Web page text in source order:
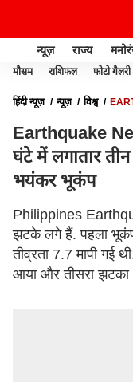
न्यूज़ राज्य
मौसम राशिफल फोटो गैलरी
हिंदी न्यूज़ न्यूज़ विश्व
Earthquake
घंटे में लगातार
भयंकर भूकंप
Philippines
झटके लगे हैं. पहला
तीव्रता 7.7 मापी गई
आया और तीसरा